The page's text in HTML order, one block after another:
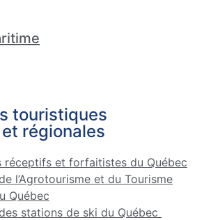
touristiques
régionales
réceptifs et forfaitistes du Québec
l’Agrotourisme et du Tourisme
Québec
stations de ski du Québec